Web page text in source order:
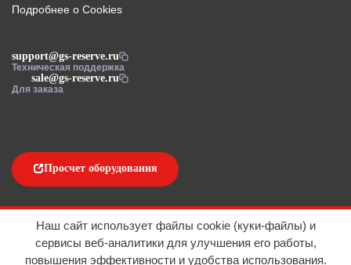
support@gs-reserve.ru
Техническая поддержка
sale@gs-reserve.ru
Для заказа
Просчет оборудования
Подробнее о Cookies
Наш сайт использует файлы cookie (куки-файлы) и
сервисы веб-аналитики для улучшения его работы,
повышения эффективности и удобства использования.